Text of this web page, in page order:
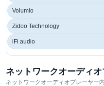
Volumio
Zidoo Technology
iFi audio
ネットワークオーディ
ネットワークオーディオプレーヤー